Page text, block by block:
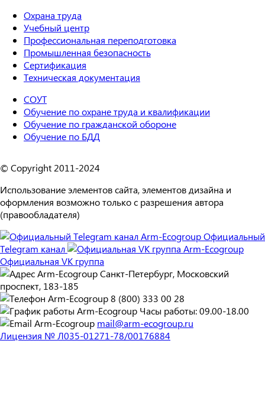
Охрана труда
Учебный центр
Профессиональная переподготовка
Промышленная безопасность
Сертификация
Техническая документация
СОУТ
Обучение по охране труда и квалификации
Обучение по гражданской обороне
Обучение по БДД
© Copyright 2011-2024
Использование элементов сайта, элементов дизайна и
оформления возможно только с разрешения автора
(правообладателя)
Официальный
Telegram канал
Официальная VK группа
Санкт-Петербург, Московский
проспект, 183-185
8 (800) 333 00 28
Часы работы: 09.00-18.00
mail@arm-ecogroup.ru
Лицензия № Л035-01271-78/00176884